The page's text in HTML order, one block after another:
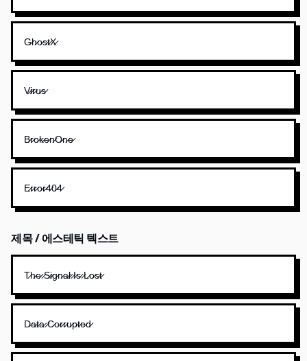
G̷h̷o̷s̷t̷X̷
V̷i̷r̷u̷s̷
B̷r̷o̷k̷e̷n̷O̷n̷e̷
E̷r̷r̷o̷r̷4̷0̷4̷
제목 / 에스테틱 텍스트
T̷h̷e̷ ̷S̷i̷g̷n̷a̷l̷ ̷I̷s̷ ̷L̷o̷s̷t̷
D̷a̷t̷a̷ ̷C̷o̷r̷r̷u̷p̷t̷e̷d̷